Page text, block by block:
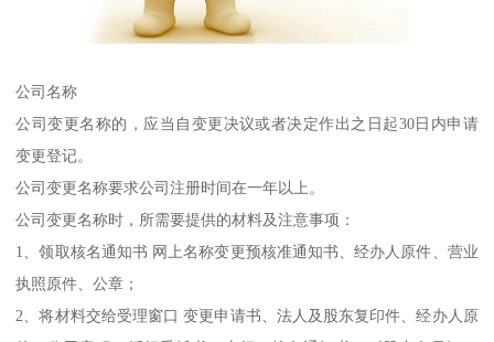
公司名称
公司变更名称的，应当自变更决议或者决定作出之日起30日内申请
变更登记。
公司变更名称要求公司注册时间在一年以上。
公司变更名称时，所需要提供的材料及注意事项：
1、领取核名通知书 网上名称变更预核准通知书、经办人原件、营业
执照原件、公章；
2、将材料交给受理窗口 变更申请书、法人及股东复印件、经办人原